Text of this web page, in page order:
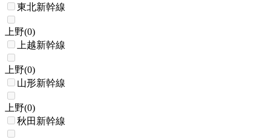
東北新幹線
上野(0)
上越新幹線
上野(0)
山形新幹線
上野(0)
秋田新幹線